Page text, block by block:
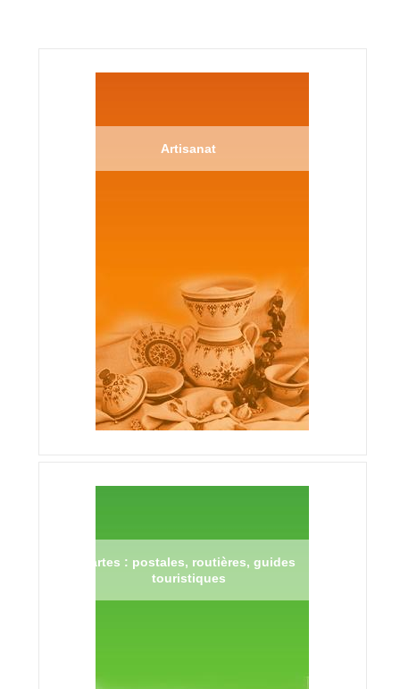
Artisanat
Cartes : postales, routières, guides
touristiques